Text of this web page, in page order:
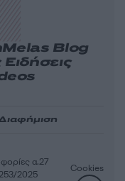
Melas Blog
α.27
2025
Cookies